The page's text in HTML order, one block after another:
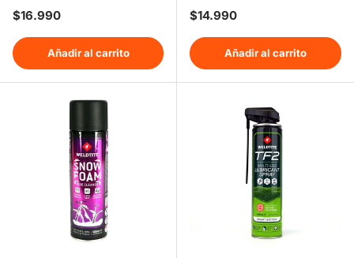
Precio normal
$16.990
Añadir al carrito
Precio normal
$14.990
Añadir al carrito